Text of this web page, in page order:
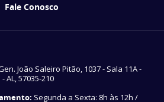
Fale Conosco
João Saleiro Pitão, 1037 - Sala 11A -
AL, 57035-210
Segunda a Sexta: 8h às 12h /